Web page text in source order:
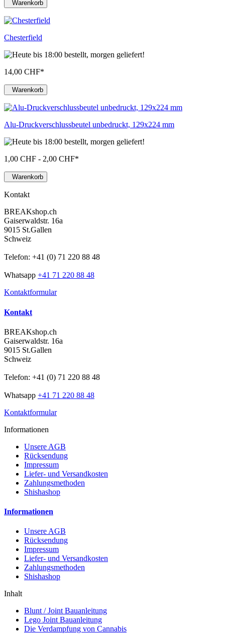
Warenkorb
Chesterfield
14,00 CHF*
Warenkorb
Alu-Druckverschlussbeutel unbedruckt, 129x224 mm
1,00 CHF - 2,00 CHF*
Warenkorb
Kontakt
BREAKshop.ch
Gaiserwaldstr. 16a
9015 St.Gallen
Schweiz
Telefon: +41 (0) 71 220 88 48
Whatsapp +41 71 220 88 48
Kontaktformular
Kontakt
BREAKshop.ch
Gaiserwaldstr. 16a
9015 St.Gallen
Schweiz
Telefon: +41 (0) 71 220 88 48
Whatsapp +41 71 220 88 48
Kontaktformular
Informationen
Unsere AGB
Rücksendung
Impressum
Liefer- und Versandkosten
Zahlungsmethoden
Shishashop
Informationen
Unsere AGB
Rücksendung
Impressum
Liefer- und Versandkosten
Zahlungsmethoden
Shishashop
Inhalt
Blunt / Joint Bauanleitung
Lego Joint Bauanleitung
Die Verdampfung von Cannabis